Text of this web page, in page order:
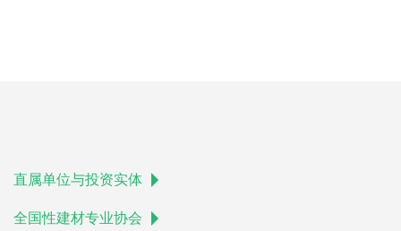
直属单位与投资实体
全国性建材专业协会